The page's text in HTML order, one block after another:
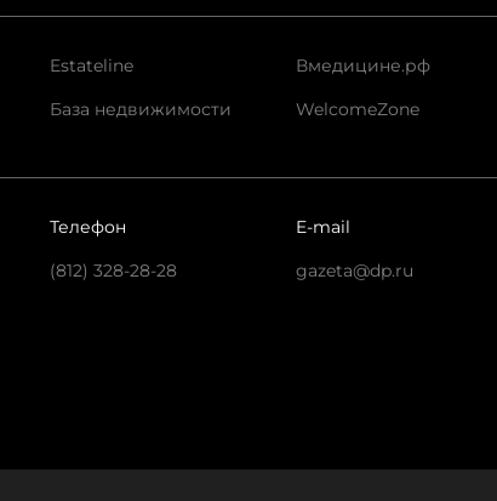
Estateline
База недвижимости
Вмедицине.рф
WelcomeZone
Телефон
(812) 328-28-28
E-mail
gazeta@dp.ru